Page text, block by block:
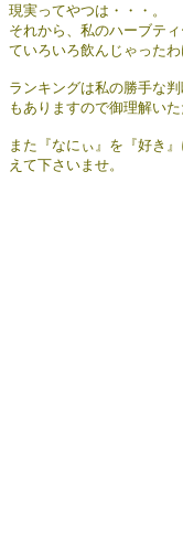
現実ってやつは・・・。
それから、私のハーブテ
ていろいろ飲んじゃった
ランキングは私の勝手な
もありますので御理解いた
また『なにぃ』を『好き
えて下さいませ。